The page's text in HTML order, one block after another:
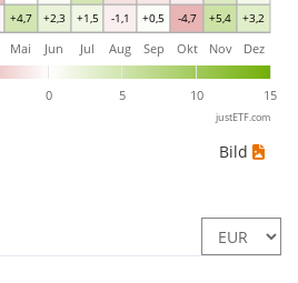
+4,7 +2,3 +1,5 -1,1 +0,5 -4,7 +5,4 +3,2
0 5 10 15
Mai Jun Jul Aug Sep Okt Nov Dez
justETF.com
Bild